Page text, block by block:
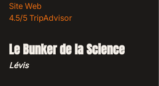
Site Web
4.5/5 TripAdvisor
Le Bunker de la Science
Lévis